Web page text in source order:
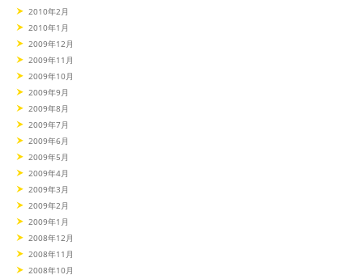
2010年2月
2010年1月
2009年12月
2009年11月
2009年10月
2009年9月
2009年8月
2009年7月
2009年6月
2009年5月
2009年4月
2009年3月
2009年2月
2009年1月
2008年12月
2008年11月
2008年10月